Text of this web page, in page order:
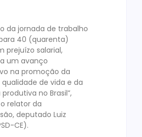
da jornada de trabalho
40 (quarenta)
prejuízo salarial,
um avanço
na promoção da
qualidade de vida e da
no Brasil”,
relator da
deputado Luiz
CE).